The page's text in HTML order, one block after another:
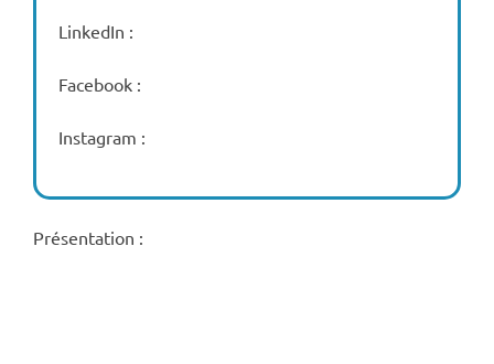
LinkedIn :
Facebook :
Instagram :
Présentation :